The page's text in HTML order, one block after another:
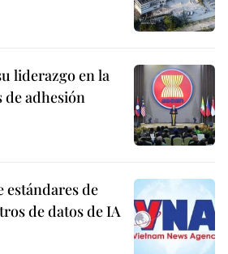
liderazgo en la
de adhesión
estándares de
de datos de IA